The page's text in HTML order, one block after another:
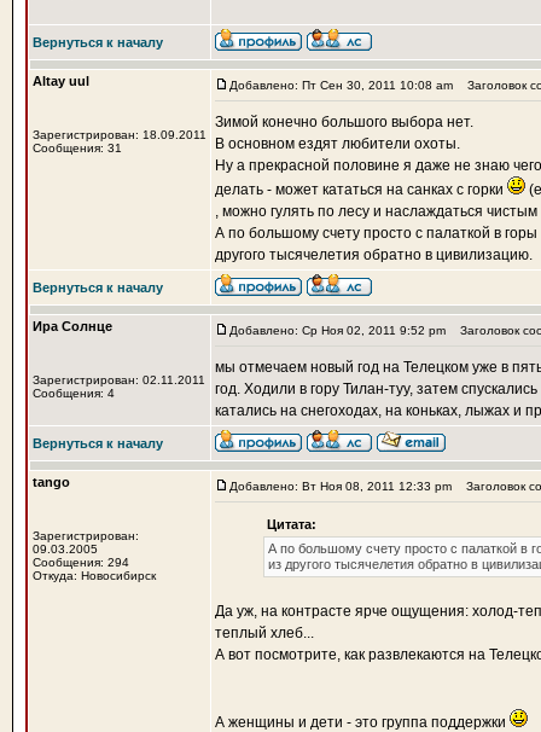
Вернуться к началу
Altay uul
Зарегистрирован: 18.09.2011
Сообщения: 31
Добавлено: Пт Сен 30, 2011 10:08 am Заголовок
Зимой конечно большого выбора нет.
В основном ездят любители охоты.
Ну а прекрасной половине я даже не знаю
делать - может кататься на санках с горки
, можно гулять по лесу и наслаждаться
А по большому счету просто с палаткой в
другого тысячелетия обратно в цивилизацию.
Вернуться к началу
Ира Солнце
Зарегистрирован: 02.11.2011
Сообщения: 4
Добавлено: Ср Ноя 02, 2011 9:52 pm Заголовок
мы отмечаем новый год на Телецком уже в
год. Ходили в гору Тилан-туу, затем
катались на снегоходах, на коньках, лыжах и
Вернуться к началу
tango
Зарегистрирован:
09.03.2005
Сообщения: 294
Откуда: Новосибирск
Добавлено: Вт Ноя 08, 2011 12:33 pm Заголовок
Цитата:
А по большому счету просто с палаткой в
из другого тысячелетия обратно в
Да уж, на контрасте ярче ощущения: холод-
теплый хлеб...
А вот посмотрите, как развлекаются на
А женщины и дети - это группа поддержки